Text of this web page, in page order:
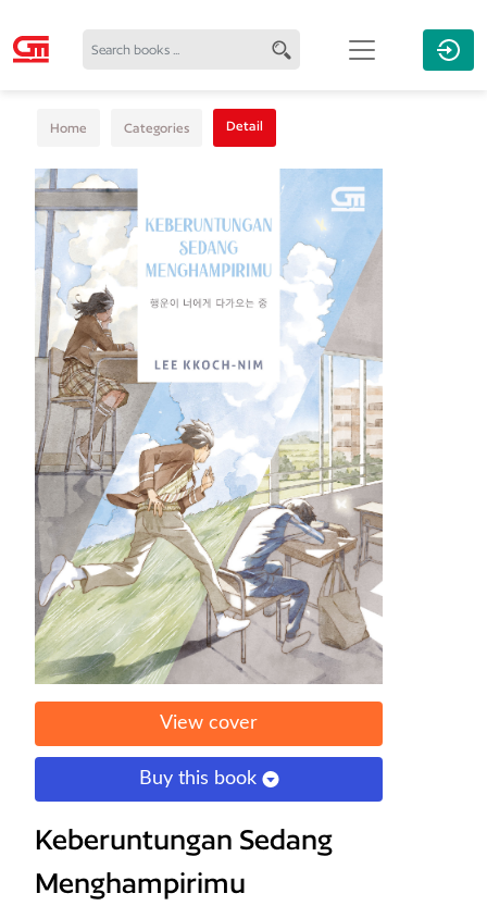
Home Categories Detail
View cover
Buy this book
Keberuntungan Sedang
Menghampirimu